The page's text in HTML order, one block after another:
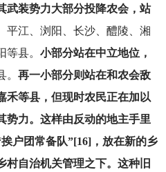
武装势力大部分投降农会，站
平江、浏阳、长沙、醴陵、湘
县。 小部分站在中立地位，
再一小部分则站在和农会敌
禾等县，但现时农民正在加以
势力。这样由反动的地主手里
户团常备队”[16]，放在新的乡
自治机关管理之下。这种旧